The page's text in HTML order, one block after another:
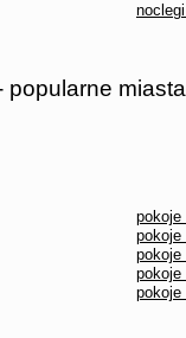
popularne miasta
pokoje
pokoje
pokoje
pokoje
pokoje